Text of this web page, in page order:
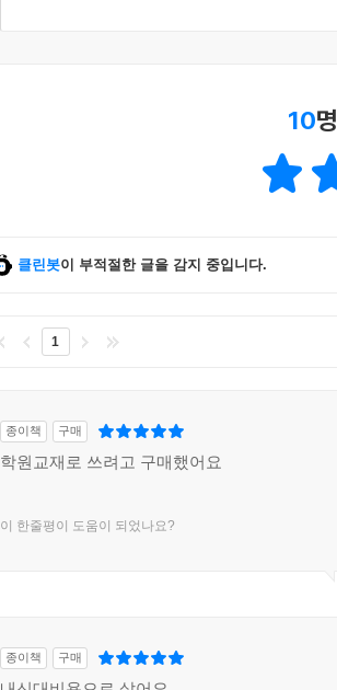
10
클린봇이 부적절한 글을 감지 중입니다.
1
종이책 구매
학원교재로 쓰려고 구매했어요
이 한줄평이 도움이 되었나요?
종이책 구매